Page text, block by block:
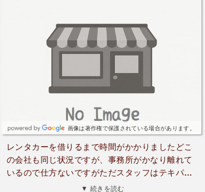
画像は著作権で保護されている場合があります。
レンタカーを借りるまで時間がかかりましたどこ
の会社も同じ状況ですが、事務所がかなり離れて
いるので仕方ないですがただスタッフはテキパキ
仕事をしているので事務所に入ってからは早めに
▼ 続きを読む